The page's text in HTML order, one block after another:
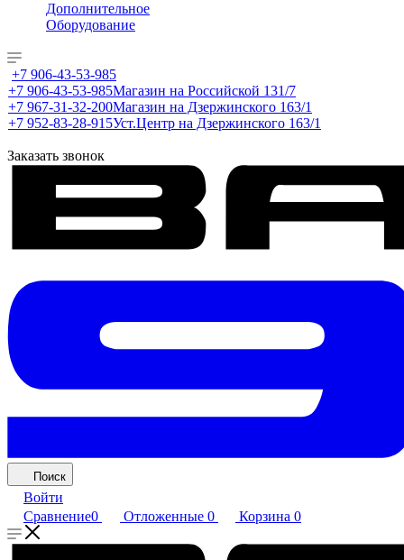
Дополнительное
Оборудование
+7 906-43-53-985
+7 906-43-53-985Магазин на Российской 131/7
+7 967-31-32-200Магазин на Дзержинского 163/1
+7 952-83-28-915Уст.Центр на Дзержинского 163/1
Заказать звонок
Поиск
Войти
Сравнение0 Отложенные 0 Корзина 0